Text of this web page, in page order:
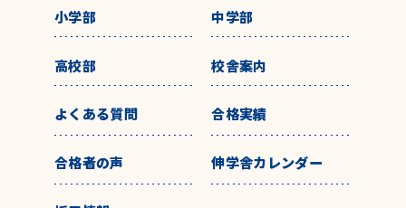
小学部 中学部
高校部 校舎案内
よくある質問 合格実績
合格者の声 伸学舎カレンダー